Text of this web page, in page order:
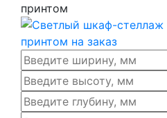
принтом